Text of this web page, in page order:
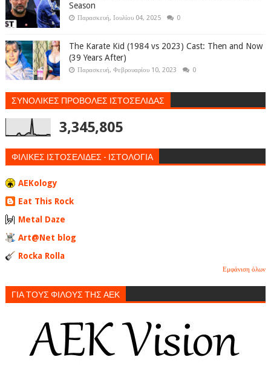
Season
Παρασκευή, Ιουλίου 04, 2025 0
The Karate Kid (1984 vs 2023) Cast: Then and Now
(39 Years After)
Παρασκευή, Φεβρουαρίου 10, 2023 0
ΣΥΝΟΛΙΚΕΣ ΠΡΟΒΟΛΕΣ ΙΣΤΟΣΕΛΙΔΑΣ
3,345,805
ΦΙΛΙΚΕΣ ΙΣΤΟΣΕΛΙΔΕΣ - ΙΣΤΟΛΟΓΙΑ
AEKology
Eat This Rock
Metal Daze
Art@Net blog
Rocka Rolla
Εμφάνιση όλων
ΓΙΑ ΤΟΥΣ ΦΙΛΟΥΣ ΤΗΣ ΑΕΚ